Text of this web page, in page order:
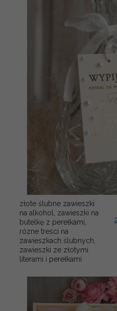
złote ślubne zawieszki
na alkohol, zawieszki na
butelkę z perełkami,
rózne treści na
zawieszkach ślubnych,
zawieszki ze złotymi
literami i perełkami